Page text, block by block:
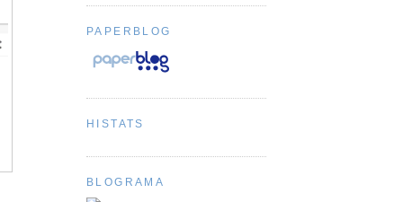
PAPERBLOG
HISTATS
BLOGRAMA